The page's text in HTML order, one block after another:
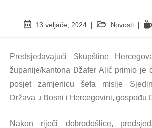
13 veljače, 2024 Novosti
Predsjedavajući Skupštine
županije/kantona Džafer Alić primio je
posjet zamjenicu šefa misije
Država u Bosni i Hercegovini, gospođu
Nakon riječi dobrodošlice,